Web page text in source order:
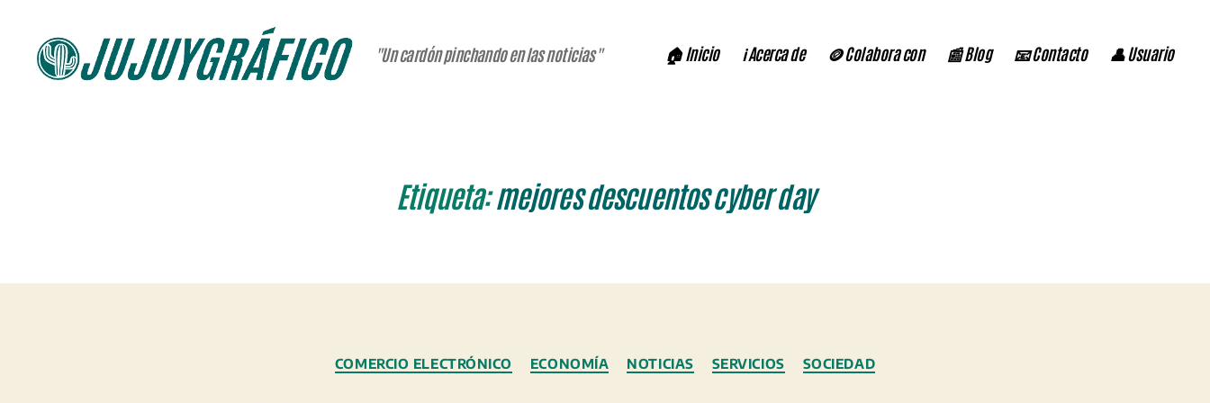
"Un cardón pinchando en las noticias" 🏠 Inicio ℹ️ Acerca de 🪙 Colabora con 📰 Blog 📧 Contacto 👤 Usuario
Etiqueta: mejores descuentos cyber day
Categorías
COMERCIO ELECTRÓNICO ECONOMÍA NOTICIAS SERVICIOS SOCIEDAD